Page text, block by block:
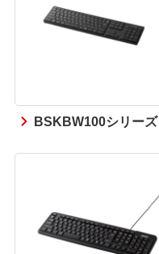
BSKBW100シリーズ